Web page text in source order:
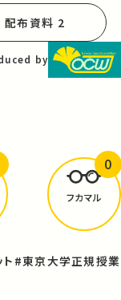
配布資料 2
by
たか？
フカマル
0
#東京大学正規授業